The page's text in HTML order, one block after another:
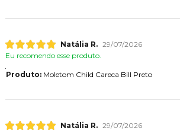
Natália R. 29/07/2026
Eu recomendo esse produto.
Produto:Moletom Child Careca Bill Preto
Natália R. 29/07/2026